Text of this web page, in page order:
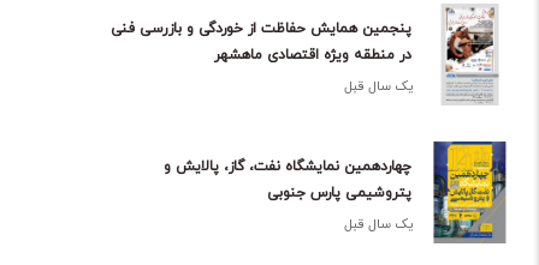
پنجمین همایش حفاظت از خوردگی و بازرسی فنی
در منطقه ویژه اقتصادی ماهشهر
یک سال قبل
چهاردهمین نمایشگاه نفت، گاز، پالایش و
پتروشیمی پارس جنوبی
یک سال قبل